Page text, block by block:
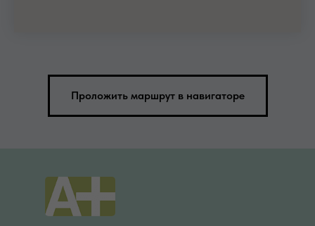
Проложить маршрут в навигаторе